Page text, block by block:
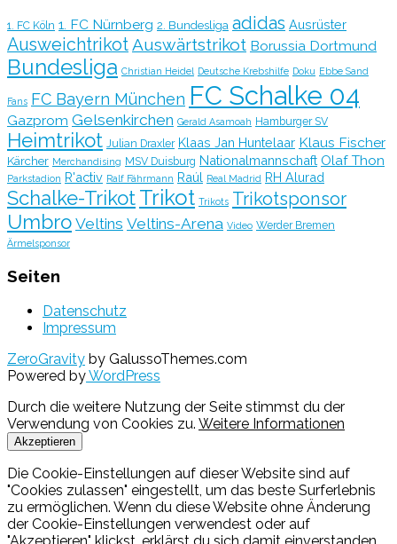
1. FC Köln 1. FC Nürnberg 2. Bundesliga adidas Ausrüster
AusweichtrikotAuswärtstrikot Borussia Dortmund
Bundesliga Christian Heidel Deutsche Krebshilfe Doku Ebbe Sand
Fans FC Bayern München FC Schalke 04
Gazprom Gelsenkirchen Gerald Asamoah Hamburger SV
Heimtrikot Julian Draxler Klaas Jan Huntelaar Klaus Fischer
Kärcher Merchandising MSV Duisburg Nationalmannschaft Olaf Thon
Parkstadion R'activ Ralf Fährmann Raúl Real Madrid RH Alurad
Schalke-TrikotTrikot Trikots Trikotsponsor
Umbro Veltins Veltins-Arena Video Werder Bremen
Ärmelsponsor
Seiten
Datenschutz
Impressum
ZeroGravity by GalussoThemes.com
Powered byWordPress
Durch die weitere Nutzung der Seite stimmst du der
Verwendung von Cookies zu. Weitere Informationen
Akzeptieren
Die Cookie-Einstellungen auf dieser Website sind auf
"Cookies zulassen" eingestellt, um das beste Surferlebnis
zu ermöglichen. Wenn du diese Website ohne Änderung
der Cookie-Einstellungen verwendest oder auf